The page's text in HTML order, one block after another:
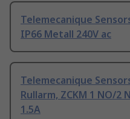
Telemecanique
IP66 Metall 240V ac
Telemecanique
Rullarm, ZCKM 1 NO/2
1.5A